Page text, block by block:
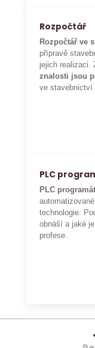
Rozpočtář
Rozpočtář ve
přípravě
jejich realizaci.
znalosti jsou
ve stavebnictví
PLC
PLC
technologie.
obnáší a jaké je
profese.